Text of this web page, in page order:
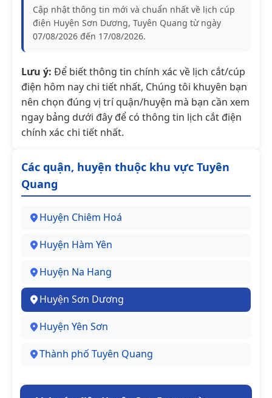
Cập nhật thông tin mới và chuẩn nhất về lịch cúp
điện Huyện Sơn Dương, Tuyên Quang từ ngày
07/08/2026 đến 17/08/2026.
Lưu ý: Để biết thông tin chính xác về lịch cắt/cúp
điện hôm nay chi tiết nhất, Chúng tôi khuyên bạn
nên chọn đúng vị trí quận/huyện mà bạn cần xem
ngay bảng dưới đây để có thông tin lịch cắt điện
chính xác chi tiết nhất.
Các quận, huyện thuộc khu vực Tuyên
Quang
Huyện Chiêm Hoá
Huyện Hàm Yên
Huyện Na Hang
Huyện Sơn Dương
Huyện Yên Sơn
Thành phố Tuyên Quang